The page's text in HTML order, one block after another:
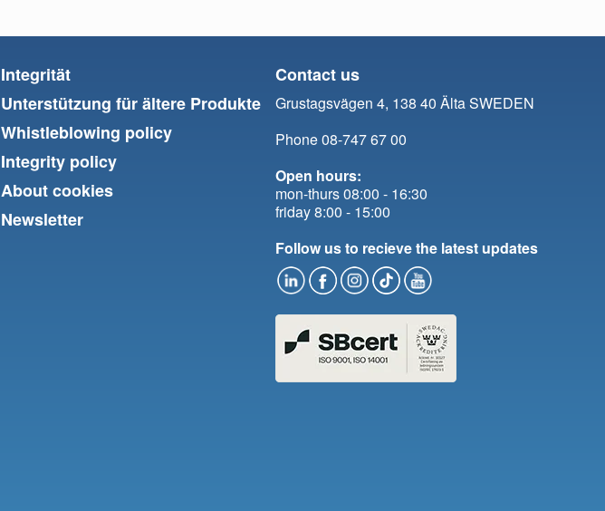
Integrität
Unterstützung für ältere Produkte
Whistleblowing policy
Integrity policy
About cookies
Newsletter
Contact us
Grustagsvägen 4, 138 40 Älta SWEDEN
Phone 08-747 67 00
Open hours:
mon-thurs 08:00 - 16:30
friday 8:00 - 15:00
Follow us to recieve the latest updates